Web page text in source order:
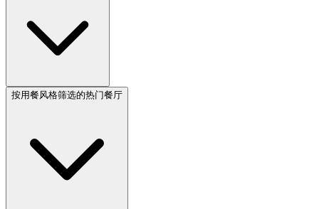
按用餐风格筛选的热门餐厅